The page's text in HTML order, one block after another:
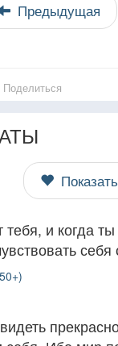
Предыдущая
Поделиться
тебя, и когда